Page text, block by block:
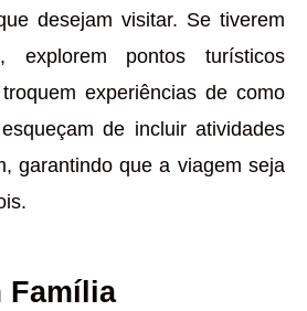
desejam visitar. Se tiverem
explorem pontos turísticos
experiências de como
de incluir atividades
garantindo que a viagem seja
Família